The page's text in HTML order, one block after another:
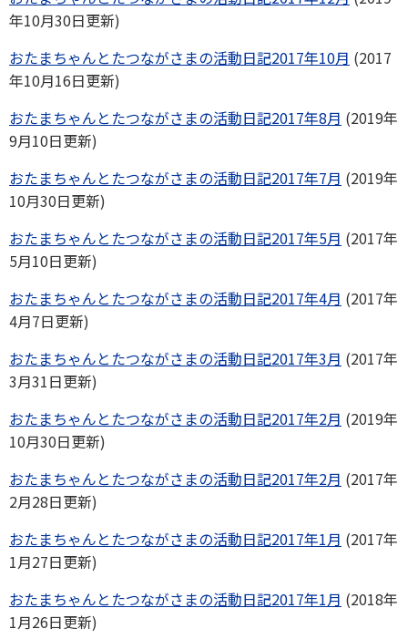
年10月30日更新)
おたまちゃんとたつながさまの活動日記2017年10月 (2017
年10月16日更新)
おたまちゃんとたつながさまの活動日記2017年8月 (2019年
9月10日更新)
おたまちゃんとたつながさまの活動日記2017年7月 (2019年
10月30日更新)
おたまちゃんとたつながさまの活動日記2017年5月 (2017年
5月10日更新)
おたまちゃんとたつながさまの活動日記2017年4月 (2017年
4月7日更新)
おたまちゃんとたつながさまの活動日記2017年3月 (2017年
3月31日更新)
おたまちゃんとたつながさまの活動日記2017年2月 (2019年
10月30日更新)
おたまちゃんとたつながさまの活動日記2017年2月 (2017年
2月28日更新)
おたまちゃんとたつながさまの活動日記2017年1月 (2017年
1月27日更新)
おたまちゃんとたつながさまの活動日記2017年1月 (2018年
1月26日更新)